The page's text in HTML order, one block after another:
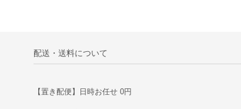
配送・送料について
【置き配便】日時お任せ 0円